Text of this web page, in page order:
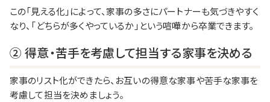
この「見える化」によって、家事の多さにパートナーも気づきやすく
なり、「どちらが多くやっているか」という喧嘩から卒業できます。
② 得意・苦手を考慮して担当する家事を決める
家事のリスト化ができたら、お互いの得意な家事や苦手な家事を
考慮して担当を決めましょう。